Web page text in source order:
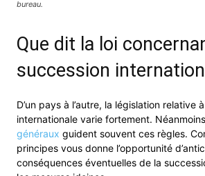
bureau.
Que dit la loi
succession
D’un pays à l’autre, la législation relative
internationale varie fortement.
généraux guident souvent ces règles.
principes vous donne l’opportunité
conséquences éventuelles de la